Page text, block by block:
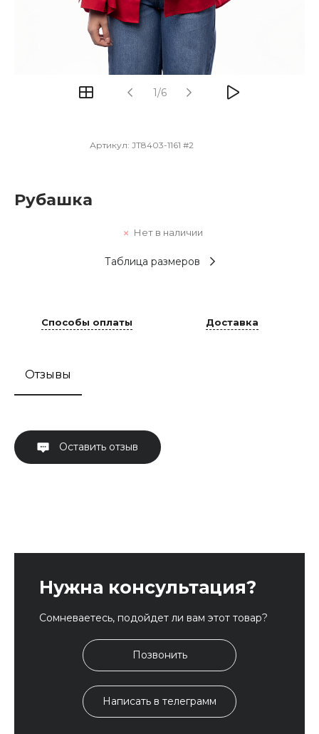
1/6
Артикул: JT8403-1161 #2
Рубашка
Нет в наличии
Таблица размеров
Способы оплаты Доставка
Отзывы
Оставить отзыв
Нужна консультация?
Сомневаетесь, подойдет ли вам этот товар?
Позвонить
Написать в телеграмм